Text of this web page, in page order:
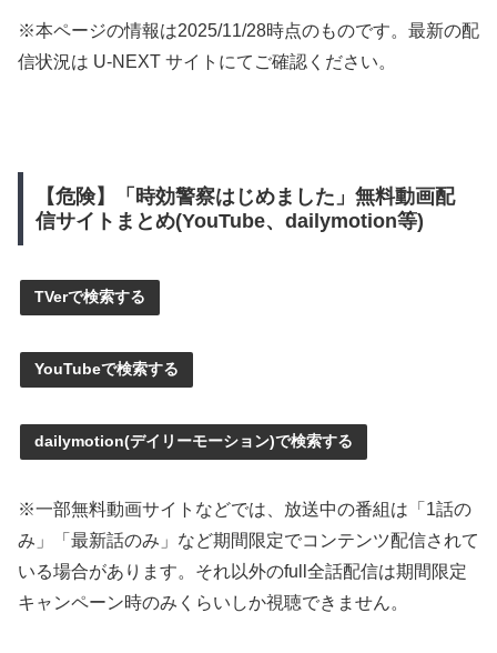
※本ページの情報は2025/11/28時点のものです。最新の配
信状況は U-NEXT サイトにてご確認ください。
【危険】「時効警察はじめました」無料動画配
信サイトまとめ(YouTube、dailymotion等)
TVerで検索する
YouTubeで検索する
dailymotion(デイリーモーション)で検索する
※一部無料動画サイトなどでは、放送中の番組は「1話の
み」「最新話のみ」など期間限定でコンテンツ配信されて
いる場合があります。それ以外のfull全話配信は期間限定
キャンペーン時のみくらいしか視聴できません。